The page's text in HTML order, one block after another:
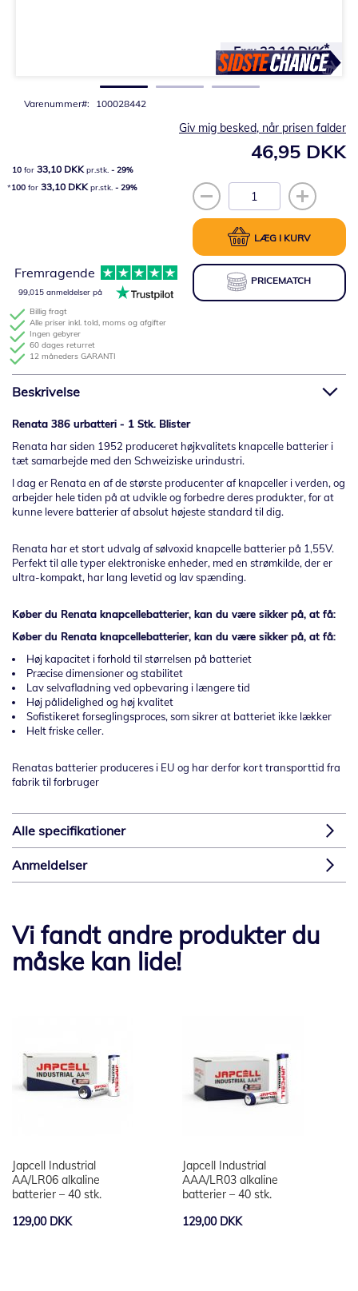
Varenummer 100028442
46,95 DKK
Giv mig besked, når prisen falder
LÆG I KURV
PRICEMATCH
10 for33,10 DKK pr.stk.- 29%
100 for33,10 DKK pr.stk.- 29%
Billig fragt
Alle priser inkl. told, moms og afgifter
Ingen gebyrer
60 dages returret
12 måneders GARANTI
Fremragende
99,015 anmeldelser på
Fra:33,10 DKK
Beskrivelse
Renata 386 urbatteri - 1 Stk. Blister
Renata har siden 1952 produceret højkvalitets knapcelle batterier i
tæt samarbejde med den Schweiziske urindustri.
I dag er Renata en af de største producenter af knapceller i verden, og
arbejder hele tiden på at udvikle og forbedre deres produkter, for at
kunne levere batterier af absolut højeste standard til dig.
Renata har et stort udvalg af sølvoxid knapcelle batterier på 1,55V.
Perfekt til alle typer elektroniske enheder, med en strømkilde, der er
ultra-kompakt, har lang levetid og lav spænding.
Køber du Renata knapcellebatterier, kan du være sikker på, at få:
Køber du Renata knapcellebatterier, kan du være sikker på, at få:
Høj kapacitet i forhold til størrelsen på batteriet
Præcise dimensioner og stabilitet
Lav selvafladning ved opbevaring i længere tid
Høj pålidelighed og høj kvalitet
Sofistikeret forseglingsproces, som sikrer at batteriet ikke lækker
Helt friske celler.
Renatas batterier produceres i EU og har derfor kort transporttid fra
fabrik til forbruger
Alle specifikationer
Anmeldelser
Vi fandt andre produkter du
måske kan lide!
Japcell Industrial
AA/LR06 alkaline
batterier – 40 stk.
129,00 DKK
Japcell Industrial
AAA/LR03 alkaline
batterier – 40 stk.
129,00 DKK